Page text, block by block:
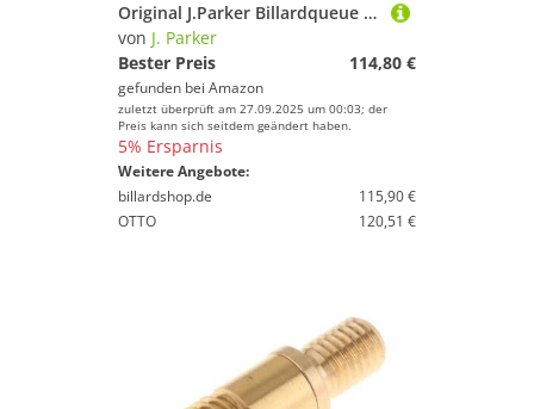
Original J.Parker Billardqueue PE-3, hochwertige Profiqualität, Griffband Irisches Leinen, Quick- Edelstahl-Joint, 147 cm, 12,75 mm Klebeleder
von J. Parker
Bester Preis
114,80 €
gefunden bei Amazon
zuletzt überprüft am 27.09.2025 um 00:03; der
Preis kann sich seitdem geändert haben.
5% Ersparnis
Weitere Angebote:
billardshop.de
115,90 €
OTTO
120,51 €